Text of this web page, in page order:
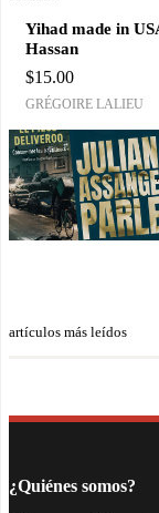
Yihad made in
Hassan
$15.00
GRÉGOIRE LALIEU
artículos más leídos
¿Quiénes somos?